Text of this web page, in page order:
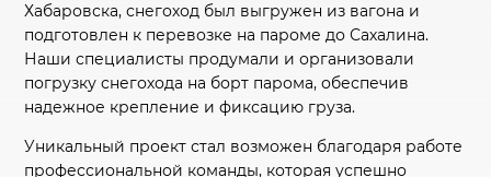
Хабаровска, снегоход был выгружен из вагона и
подготовлен к перевозке на пароме до Сахалина.
Наши специалисты продумали и организовали
погрузку снегохода на борт парома, обеспечив
надежное крепление и фиксацию груза.
Уникальный проект стал возможен благодаря работе
профессиональной команды, которая успешно